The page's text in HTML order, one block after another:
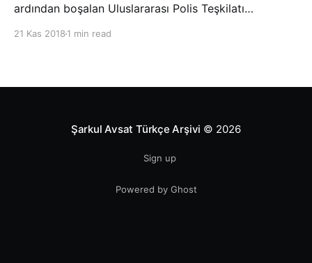
ardından boşalan Uluslararası Polis Teşkilatı
21 Kas 2018 1 min read
Şarkul Avsat Türkçe Arşivi © 2026
Sign up
Powered by Ghost